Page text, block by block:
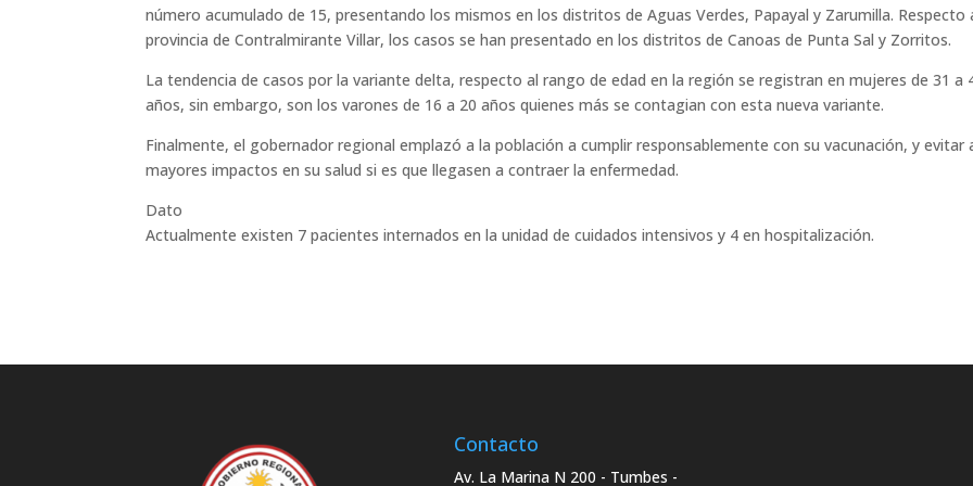
número acumulado de 15, presentando los mismos en los distritos de Aguas Verdes, Papayal y Zarumilla. Respecto
provincia de Contralmirante Villar, los casos se han presentado en los distritos de Canoas de Punta Sal y Zorritos.
La tendencia de casos por la variante delta, respecto al rango de edad en la región se registran en mujeres de 31 a
años, sin embargo, son los varones de 16 a 20 años quienes más se contagian con esta nueva variante.
Finalmente, el gobernador regional emplazó a la población a cumplir responsablemente con su vacunación, y evitar
mayores impactos en su salud si es que llegasen a contraer la enfermedad.
Dato
Actualmente existen 7 pacientes internados en la unidad de cuidados intensivos y 4 en hospitalización.
Contacto
Av. La Marina N 200 - Tumbes -